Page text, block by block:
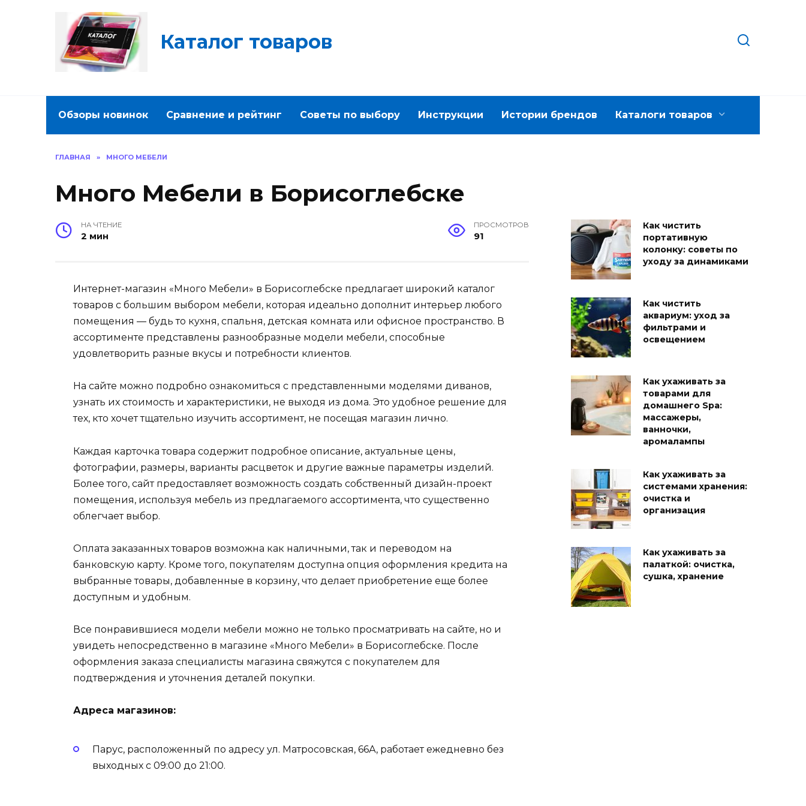
Каталог товаров
Обзоры новинок Сравнение и рейтинг Советы по выбору Инструкции Истории брендов Каталоги товаров
ГЛАВНАЯ » МНОГО МЕБЕЛИ
Много Мебели в Борисоглебске
НА ЧТЕНИЕ
2 мин
ПРОСМОТРОВ
91
Интернет-магазин «Много Мебели» в Борисоглебске предлагает широкий каталог
товаров с большим выбором мебели, которая идеально дополнит интерьер любого
помещения — будь то кухня, спальня, детская комната или офисное пространство. В
ассортименте представлены разнообразные модели мебели, способные
удовлетворить разные вкусы и потребности клиентов.
На сайте можно подробно ознакомиться с представленными моделями диванов,
узнать их стоимость и характеристики, не выходя из дома. Это удобное решение для
тех, кто хочет тщательно изучить ассортимент, не посещая магазин лично.
Каждая карточка товара содержит подробное описание, актуальные цены,
фотографии, размеры, варианты расцветок и другие важные параметры изделий.
Более того, сайт предоставляет возможность создать собственный дизайн-проект
помещения, используя мебель из предлагаемого ассортимента, что существенно
облегчает выбор.
Оплата заказанных товаров возможна как наличными, так и переводом на
банковскую карту. Кроме того, покупателям доступна опция оформления кредита на
выбранные товары, добавленные в корзину, что делает приобретение еще более
доступным и удобным.
Все понравившиеся модели мебели можно не только просматривать на сайте, но и
увидеть непосредственно в магазине «Много Мебели» в Борисоглебске. После
оформления заказа специалисты магазина свяжутся с покупателем для
подтверждения и уточнения деталей покупки.
Адреса магазинов:
Парус, расположенный по адресу ул. Матросовская, 66А, работает ежедневно без
выходных с 09:00 до 21:00.
Как чистить
портативную
колонку: советы по
уходу за динамиками
Как чистить
аквариум: уход за
фильтрами и
освещением
Как ухаживать за
товарами для
домашнего Spa:
массажеры,
ванночки,
аромалампы
Как ухаживать за
системами хранения:
очистка и
организация
Как ухаживать за
палаткой: очистка,
сушка, хранение